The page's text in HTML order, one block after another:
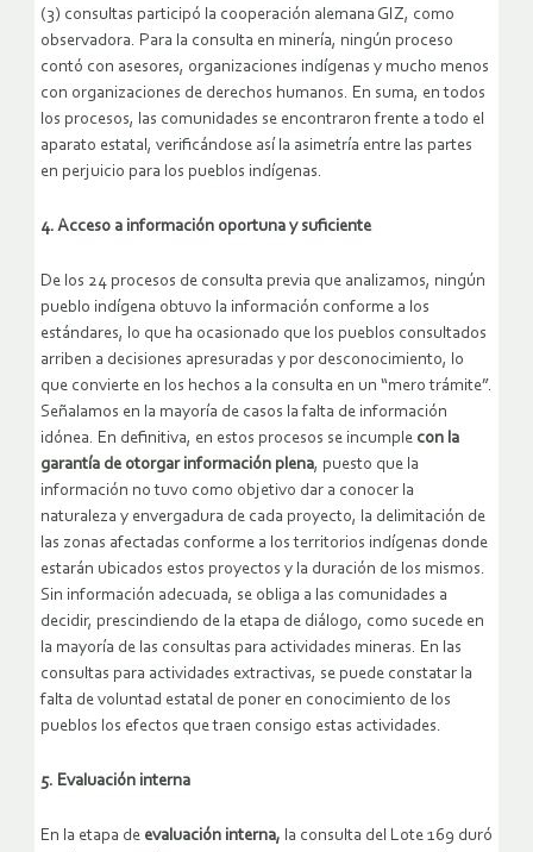
(3) consultas participó la cooperación alemana GIZ, como
observadora. Para la consulta en minería, ningún proceso
contó con asesores, organizaciones indígenas y mucho menos
con organizaciones de derechos humanos. En suma, en todos
los procesos, las comunidades se encontraron frente a todo el
aparato estatal, verificándose así la asimetría entre las partes
en perjuicio para los pueblos indígenas.
4. Acceso a información oportuna y suficiente
De los 24 procesos de consulta previa que analizamos, ningún
pueblo indígena obtuvo la información conforme a los
estándares, lo que ha ocasionado que los pueblos consultados
arriben a decisiones apresuradas y por desconocimiento, lo
que convierte en los hechos a la consulta en un “mero trámite”.
Señalamos en la mayoría de casos la falta de información
idónea. En definitiva, en estos procesos se incumple con la
garantía de otorgar información plena, puesto que la
información no tuvo como objetivo dar a conocer la
naturaleza y envergadura de cada proyecto, la delimitación de
las zonas afectadas conforme a los territorios indígenas donde
estarán ubicados estos proyectos y la duración de los mismos.
Sin información adecuada, se obliga a las comunidades a
decidir, prescindiendo de la etapa de diálogo, como sucede en
la mayoría de las consultas para actividades mineras. En las
consultas para actividades extractivas, se puede constatar la
falta de voluntad estatal de poner en conocimiento de los
pueblos los efectos que traen consigo estas actividades.
5. Evaluación interna
En la etapa de evaluación interna, la consulta del Lote 169 duró